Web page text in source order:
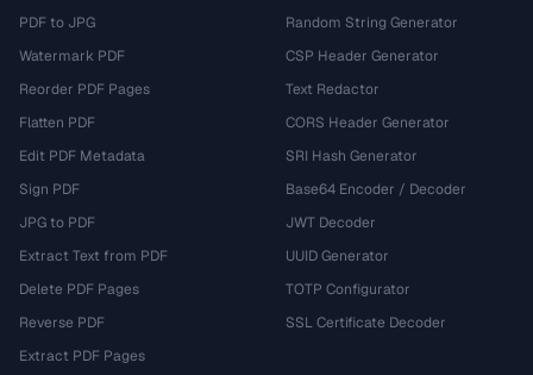
PDF to JPG
Watermark PDF
Reorder PDF Pages
Flatten PDF
Edit PDF Metadata
Sign PDF
JPG to PDF
Extract Text from PDF
Delete PDF Pages
Reverse PDF
Extract PDF Pages
Random String Generator
CSP Header Generator
Text Redactor
CORS Header Generator
SRI Hash Generator
Base64 Encoder / Decoder
JWT Decoder
UUID Generator
TOTP Configurator
SSL Certificate Decoder